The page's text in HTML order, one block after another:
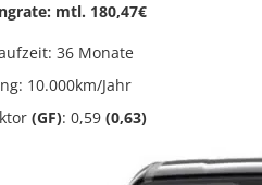
mtl. 180,47€
36 Monate
10.000km/Jahr
(GF): 0,59 (0,63)